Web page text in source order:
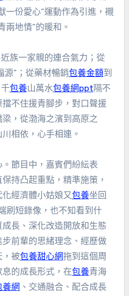
一份愛心”運動作為引進，襯
兩地情”的暖和。
族一家親的連合氣力；從
源”；從藥材暢銷包養金額到
包養山萬水包養網ppt 隔不
不住援青腳步，對口聲援
，從渤海之濱到高原之
相依，心手相連。
節目中，嘉賓們紛紜表
持凸起重點，精準施策，
經濟體小姑娘又包養坐回
刷短錄像，也不知看到什
長、深化改造開放和生態
前輩的思緒理念、經歷做
，被包養甜心網拖到這個周
的成長形式，在包養青海
養網 、交通融合、配合成長